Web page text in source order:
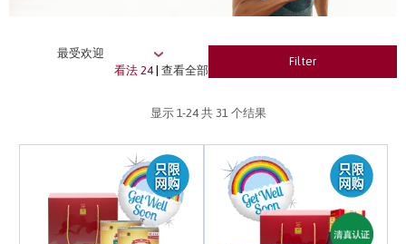
看法 24| 查看全部
Filter
显示 1-24共 31 个结果